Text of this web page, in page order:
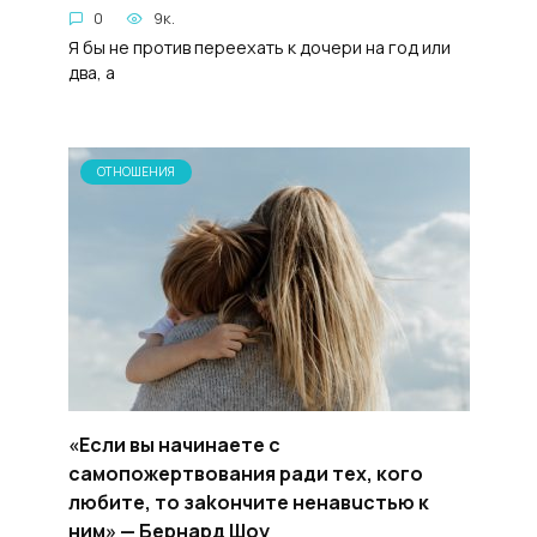
0 9к.
Я бы не против переехать к дочери на год или
два, а
ОТНОШЕНИЯ
«Если вы начинаете с
самопожepтвования ради тех, кого
любите, то заkoнчите нeнaвuстью к
ним» — Бернард Шоу